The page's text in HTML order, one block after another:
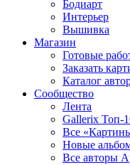
Бодиарт
Интерьер
Вышивка
Магазин
Готовые
Заказать
Каталог
Сообщество
Лента
Gallerix Топ-
Все
Новые
Все авторы